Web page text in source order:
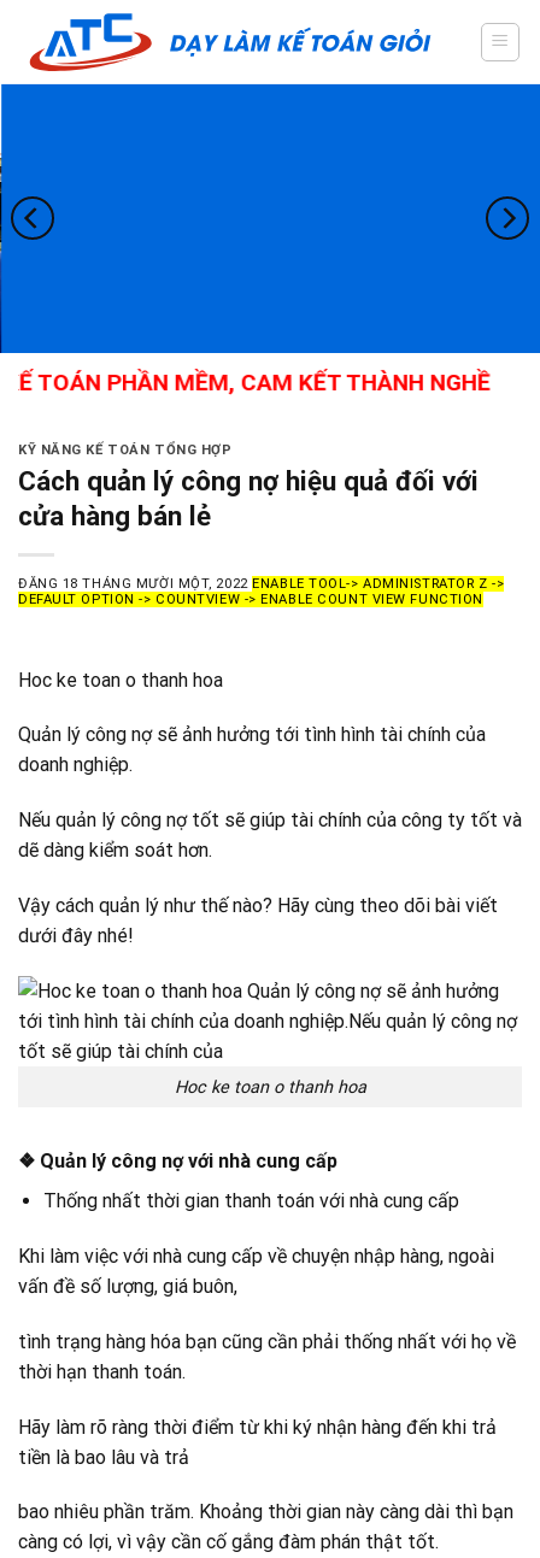
content
PHẦN MỀM, CAM KẾT THÀNH NGHỀ
KỸ NĂNG KẾ TOÁN TỔNG HỢP
Cách quản lý công nợ hiệu quả đối với
cửa hàng bán lẻ
ĐĂNG 18 THÁNG MƯỜI MỘT, 2022 ENABLE TOOL-> ADMINISTRATOR Z ->
DEFAULT OPTION -> COUNTVIEW -> ENABLE COUNT VIEW FUNCTION
Hoc ke toan o thanh hoa
Quản lý công nợ sẽ ảnh hưởng tới tình hình tài chính của
doanh nghiệp.
Nếu quản lý công nợ tốt sẽ giúp tài chính của công ty tốt và
dẽ dàng kiểm soát hơn.
Vậy cách quản lý như thế nào? Hãy cùng theo dõi bài viết
dưới đây nhé!
Hoc ke toan o thanh hoa
❖ Quản lý công nợ với nhà cung cấp
Thống nhất thời gian thanh toán với nhà cung cấp
Khi làm việc với nhà cung cấp về chuyện nhập hàng, ngoài
vấn đề số lượng, giá buôn,
tình trạng hàng hóa bạn cũng cần phải thống nhất với họ về
thời hạn thanh toán.
Hãy làm rõ ràng thời điểm từ khi ký nhận hàng đến khi trả
tiền là bao lâu và trả
bao nhiêu phần trăm. Khoảng thời gian này càng dài thì bạn
càng có lợi, vì vậy cần cố gắng đàm phán thật tốt.